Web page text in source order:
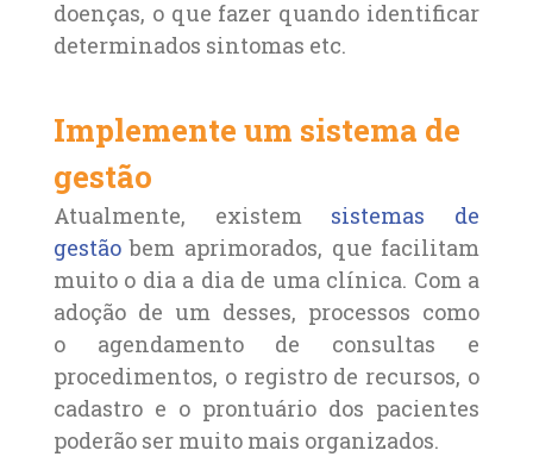
doenças, o que fazer quando identificar
determinados sintomas etc.
Implemente um sistema de
gestão
Atualmente, existem sistemas de
gestãobem aprimorados, que facilitam
muito o dia a dia de uma clínica. Com a
adoção de um desses, processos como
o agendamento de consultas e
procedimentos, o registro de recursos, o
cadastro e o prontuário dos pacientes
poderão ser muito mais organizados.